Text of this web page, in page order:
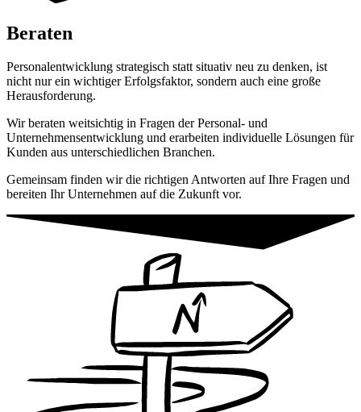
Beraten
Personalentwicklung strategisch statt situativ neu zu denken, ist
nicht nur ein wichtiger Erfolgsfaktor, sondern auch eine große
Herausforderung.
Wir beraten weitsichtig in Fragen der Personal- und
Unternehmensentwicklung und erarbeiten individuelle Lösungen für
Kunden aus unterschiedlichen Branchen.
Gemeinsam finden wir die richtigen Antworten auf Ihre Fragen und
bereiten Ihr Unternehmen auf die Zukunft vor.